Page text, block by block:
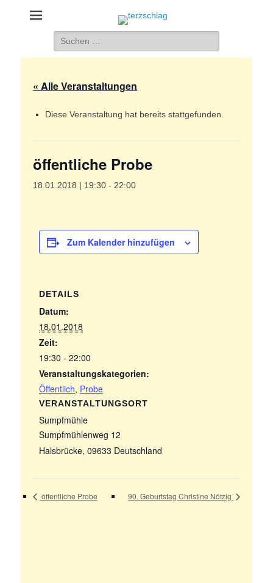
terzschlag
Gemischter Chor Hetzdorf e. V.
Suche
nach:
« Alle Veranstaltungen
Diese Veranstaltung hat bereits stattgefunden.
öffentliche Probe
18.01.2018 | 19:30 - 22:00
Zum Kalender hinzufügen
DETAILS
Datum:
18.01.2018
Zeit:
19:30 - 22:00
Veranstaltungskategorien:
Öffentlich, Probe
VERANSTALTUNGSORT
Sumpfmühle
Sumpfmühlenweg 12
Halsbrücke, 09633 Deutschland
öffentliche Probe 90. Geburtstag Christine Nötzig